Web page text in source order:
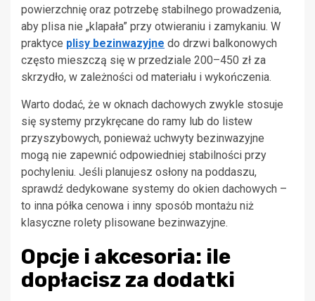
powierzchnię oraz potrzebę stabilnego prowadzenia,
aby plisa nie „klapała” przy otwieraniu i zamykaniu. W
praktyce plisy bezinwazyjne do drzwi balkonowych
często mieszczą się w przedziale 200–450 zł za
skrzydło, w zależności od materiału i wykończenia.
Warto dodać, że w oknach dachowych zwykle stosuje
się systemy przykręcane do ramy lub do listew
przyszybowych, ponieważ uchwyty bezinwazyjne
mogą nie zapewnić odpowiedniej stabilności przy
pochyleniu. Jeśli planujesz osłony na poddaszu,
sprawdź dedykowane systemy do okien dachowych –
to inna półka cenowa i inny sposób montażu niż
klasyczne rolety plisowane bezinwazyjne.
Opcje i akcesoria: ile
dopłacisz za dodatki